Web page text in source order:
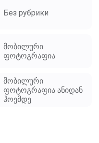
Без рубрики
მობილური
ფოტოგრაფია
მობილური
ფოტოგრაფია ანიდან
ჰოემდე